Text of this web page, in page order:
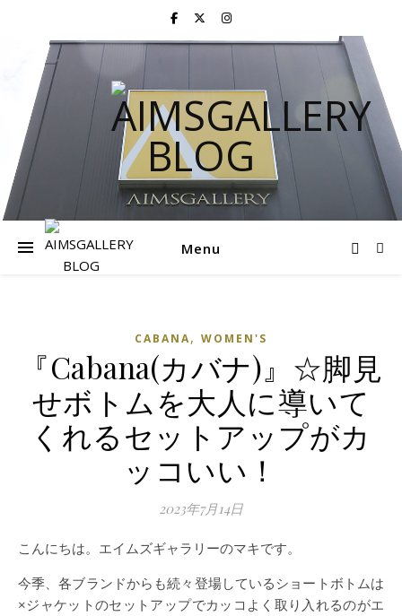
Menu
CABANA, WOMEN'S
『Cabana(カバナ)』☆脚見
せボトムを大人に導いて
くれるセットアップがカ
ッコいい！
2023年7月14日
こんにちは。エイムズギャラリーのマキです。
今季、各ブランドからも続々登場しているショートボトムは
×ジャケットのセットアップでカッコよく取り入れるのがエ